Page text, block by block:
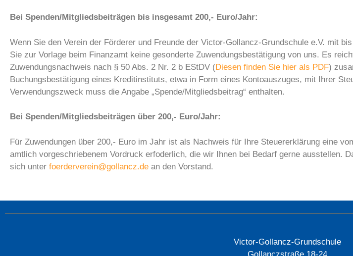
Bei Spenden/Mitgliedsbeiträgen bis insgesamt 200,- Euro/Jahr:
Wenn Sie den Verein der Förderer und Freunde der Victor-Gollancz-Grundschule e.V. mit
Sie zur Vorlage beim Finanzamt keine gesonderte Zuwendungsbestätigung von uns. Es
Zuwendungsnachweis nach § 50 Abs. 2 Nr. 2 b EStDV (Diesen finden Sie hier als PDF)
Buchungsbestätigung eines Kreditinstituts, etwa in Form eines Kontoauszuges, mit Ihrer
Verwendungszweck muss die Angabe „Spende/Mitgliedsbeitrag“ enthalten.
Bei Spenden/Mitgliedsbeiträgen über 200,- Euro/Jahr:
Für Zuwendungen über 200,- Euro im Jahr ist als Nachweis für Ihre Steuererklärung eine
amtlich vorgeschriebenem Vordruck erfoderlich, die wir Ihnen bei Bedarf gerne ausstellen.
sich unter foerderverein@gollancz.de an den Vorstand.
Victor-Gollancz-Grundschule